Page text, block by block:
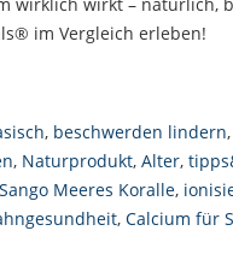
wirklich wirkt – natürlich,
im Vergleich erleben!
, beschwerden lindern,
, Naturprodukt, Alter,
Sango Meeres Koralle,
, Calcium für